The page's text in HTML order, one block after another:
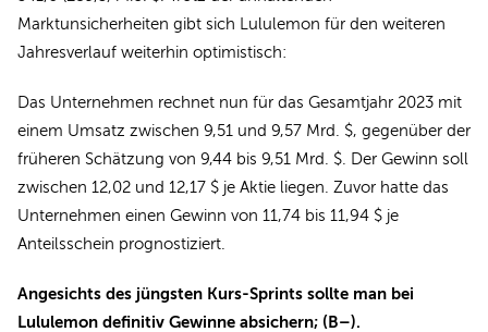
Marktunsicherheiten gibt sich Lululemon für den weiteren
Jahresverlauf weiterhin optimistisch:
Das Unternehmen rechnet nun für das Gesamtjahr 2023 mit
einem Umsatz zwischen 9,51 und 9,57 Mrd. $, gegenüber der
früheren Schätzung von 9,44 bis 9,51 Mrd. $. Der Gewinn soll
zwischen 12,02 und 12,17 $ je Aktie liegen. Zuvor hatte das
Unternehmen einen Gewinn von 11,74 bis 11,94 $ je
Anteilsschein prognostiziert.
Angesichts des jüngsten Kurs-Sprints sollte man bei
Lululemon definitiv Gewinne absichern; (B–).